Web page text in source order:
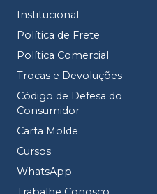
Institucional
Política de Frete
Política Comercial
Trocas e Devoluções
Código de Defesa do
Consumidor
Carta Molde
Cursos
WhatsApp